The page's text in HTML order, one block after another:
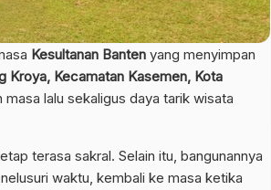
Kesultanan Banten yang menyimpan
Kroya, Kecamatan Kasemen, Kota
lalu sekaligus daya tarik wisata
terasa sakral. Selain itu, bangunannya
waktu, kembali ke masa ketika